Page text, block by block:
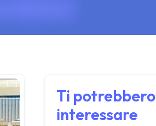
Ti potrebbero
interessare